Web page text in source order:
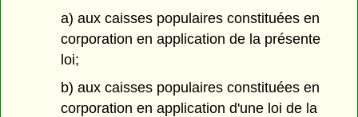
a) aux caisses populaires constituées en
corporation en application de la présente
loi;
b) aux caisses populaires constituées en
corporation en application d'une loi de la